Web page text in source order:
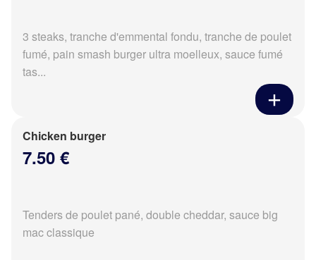
3 steaks, tranche d'emmental fondu, tranche de poulet
fumé, pain smash burger ultra moelleux, sauce fumé
tas...
Chicken burger
7.50 €
Tenders de poulet pané, double cheddar, sauce big
mac classique